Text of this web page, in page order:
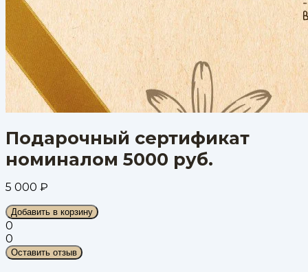
Подарочный сертификат
номиналом 5000 руб.
5 000 ₽
Добавить в корзину
0
0
Оставить отзыв